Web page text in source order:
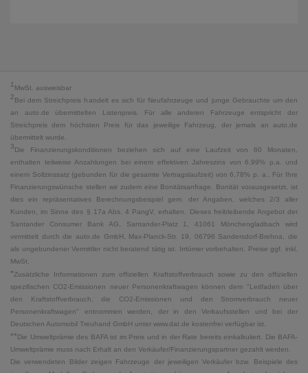
1 MwSt. ausweisbar
2Bei dem Streichpreis handelt es sich für Neufahrzeuge und junge Gebrauchte um den
an auto.de übermittelten Listenpreis. Für alle anderen Fahrzeuge entspricht der
Streichpreis dem höchsten Preis für das jeweilige Fahrzeug, der jemals an auto.de
übermittelt wurde.
3Die Finanzierungskonditionen beziehen sich auf eine Laufzeit von 60 Monaten,
enthalten teilweise Anzahlungen bei einem effektiven Jahreszins von 6,99% p.a. und
einem Sollzinssatz (gebunden für die gesamte Vertragslaufzeit) von 6,78% p. a.. Für Ihre
Finanzierungswünsche stellen wir zudem eine Bonitätsanfrage. Bonität vorausgesetzt, ist
dies ein repräsentatives Berechnungsbeispiel gem. der Angaben, welches 2/3 aller
Kunden, im Sinne des § 17a Abs. 4 PangV, erhalten. Dieses freibleibende Angebot der
Santander Consumer Bank AG, Santander-Platz 1, 41061 Mönchengladbach wird
vermittelt durch die auto.de GmbH, Max-Planck-Str. 19, 06796 Sandersdorf-Brehna, die
als ungebundener Vermittler nicht beratend tätig ist. Irrtümer vorbehalten. Preise ggf. inkl.
MwSt.
*Zusätzliche Informationen zum offiziellen Kraftstoffverbrauch sowie zu den offiziellen
spezifischen CO2-Emissionen neuer Personenkraftwagen können dem "Leitfaden über
den Kraftstoffverbrauch, die CO2-Emissionen und den Stromverbrauch neuer
Personenkraftwagen" entnommen werden, der in den Verkaufsstellen und bei der
Deutschen Automobil Treuhand GmbH unter www.dat.de kostenfrei verfügbar ist.
**Die Umweltprämie des BAFA ist im Preis und in der Rate bereits einkalkuliert. Die BAFA-
Umweltprämie muss nach Erhalt an den Verkäufer/Finanzierungspartner gezahlt werden.
Die verwendeten Bilder zeigen Fahrzeuge der jeweiligen Verkäufer bzw. Beispiele des